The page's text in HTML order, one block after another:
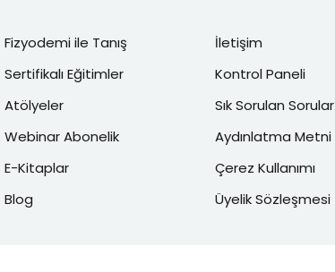
Fizyodemi ile Tanış
Sertifikalı Eğitimler
Atölyeler
Webinar Abonelik
E-Kitaplar
Blog
İletişim
Kontrol Paneli
Sık Sorulan Sorular
Aydınlatma Metni
Çerez Kullanımı
Üyelik Sözleşmesi